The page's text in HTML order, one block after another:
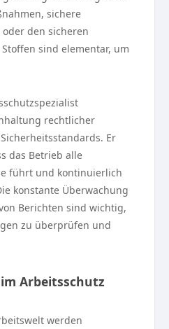
sichere
den sicheren
sind elementar, um
rechtlicher
Er
das Betrieb alle
führt und kontinuierlich
konstante Überwachung
Berichten sind wichtig,
zu überprüfen und
Arbeitsschutz
werden